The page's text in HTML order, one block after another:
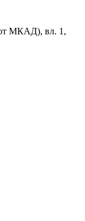
МКАД), вл. 1,